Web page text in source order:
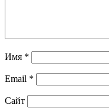
Имя *
Email *
Сайт